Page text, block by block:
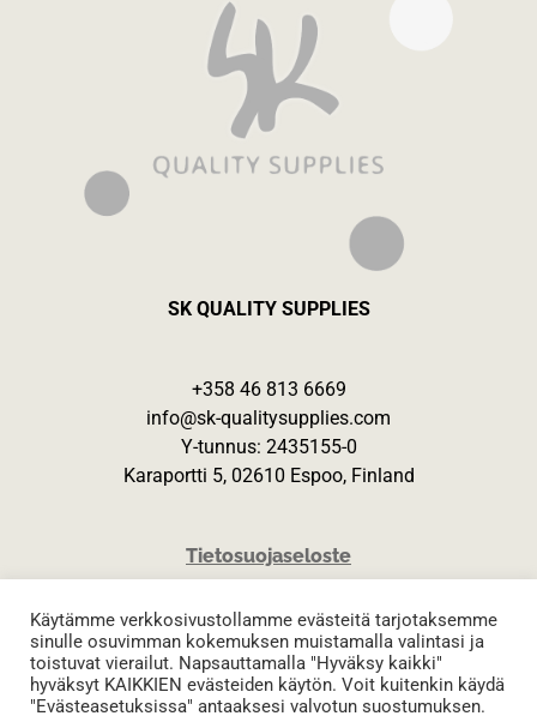
SK QUALITY SUPPLIES
+358 46 813 6669
info@sk-qualitysupplies.com
Y-tunnus: 2435155-0
Karaportti 5, 02610 Espoo, Finland
Tietosuojaseloste
Käytämme verkkosivustollamme evästeitä tarjotaksemme
sinulle osuvimman kokemuksen muistamalla valintasi ja
toistuvat vierailut. Napsauttamalla "Hyväksy kaikki"
hyväksyt KAIKKIEN evästeiden käytön. Voit kuitenkin käydä
"Evästeasetuksissa" antaaksesi valvotun suostumuksen.